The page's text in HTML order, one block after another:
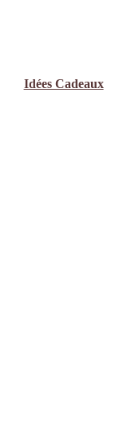
Idées Cadeaux